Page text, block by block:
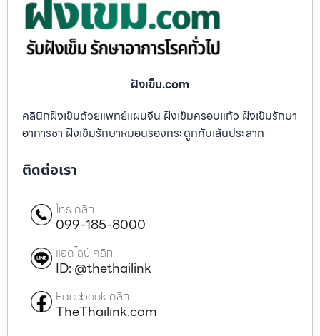
ฝังเข็ม.com
คลินิกฝังเข็มด้วยแพทย์แผนจีน ฝังเข็มครอบแก้ว ฝังเข็มรักษา
อาการชา ฝังเข็มรักษาหมอนรองกระดูกทับเส้นประสาท
ติดต่อเรา
โทร คลิก
099-185-8000
แอดไลน์ คลิก
ID: @thethailink
Facebook คลิก
TheThailink.com